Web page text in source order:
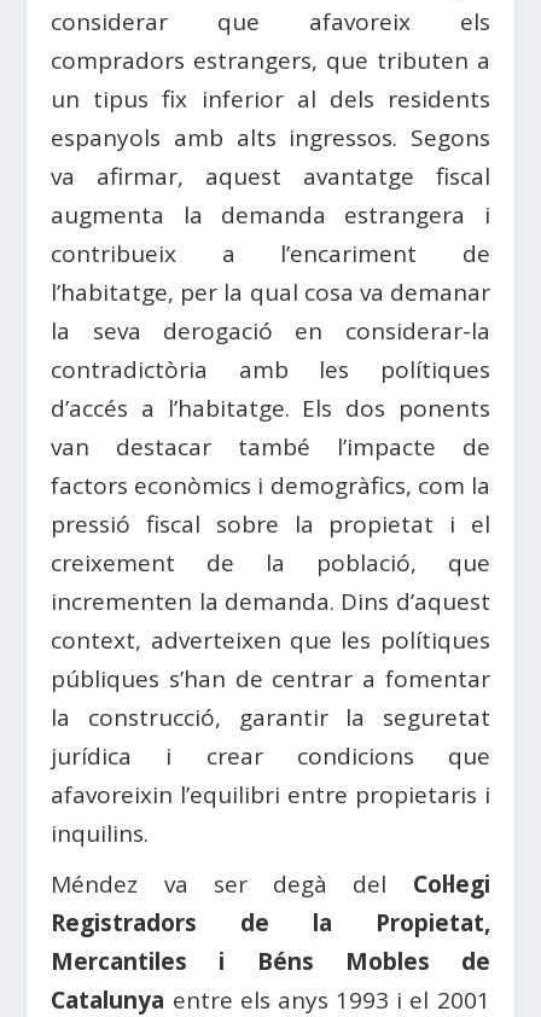
considerar que afavoreix els
compradors estrangers, que tributen a
un tipus fix inferior al dels residents
espanyols amb alts ingressos. Segons
va afirmar, aquest avantatge fiscal
augmenta la demanda estrangera i
contribueix a l’encariment de
l’habitatge, per la qual cosa va demanar
la seva derogació en considerar-la
contradictòria amb les polítiques
d’accés a l’habitatge. Els dos ponents
van destacar també l’impacte de
factors econòmics i demogràfics, com la
pressió fiscal sobre la propietat i el
creixement de la població, que
incrementen la demanda. Dins d’aquest
context, adverteixen que les polítiques
públiques s’han de centrar a fomentar
la construcció, garantir la seguretat
jurídica i crear condicions que
afavoreixin l’equilibri entre propietaris i
inquilins.
Méndez va ser degà del Col·legi
Registradors de la Propietat,
Mercantiles i Béns Mobles de
Catalunya entre els anys 1993 i el 2001